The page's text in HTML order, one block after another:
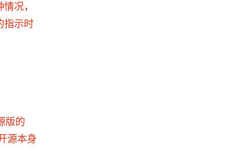
况，
指示时
版的
源本身